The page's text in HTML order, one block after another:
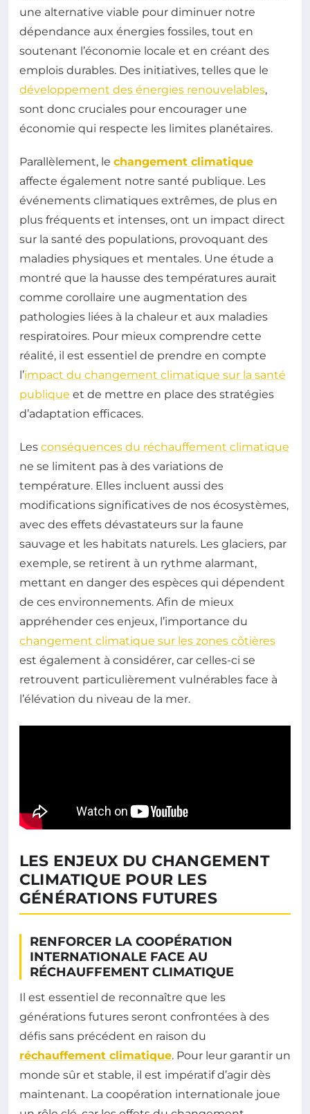
une alternative viable pour diminuer notre
dépendance aux énergies fossiles, tout en
soutenant l’économie locale et en créant des
emplois durables. Des initiatives, telles que le
développement des énergies renouvelables,
sont donc cruciales pour encourager une
économie qui respecte les limites planétaires.
Parallèlement, le changement climatique
affecte également notre santé publique. Les
événements climatiques extrêmes, de plus en
plus fréquents et intenses, ont un impact direct
sur la santé des populations, provoquant des
maladies physiques et mentales. Une étude a
montré que la hausse des températures aurait
comme corollaire une augmentation des
pathologies liées à la chaleur et aux maladies
respiratoires. Pour mieux comprendre cette
réalité, il est essentiel de prendre en compte
l’impact du changement climatique sur la santé
publique et de mettre en place des stratégies
d’adaptation efficaces.
Les conséquences du réchauffement climatique
ne se limitent pas à des variations de
température. Elles incluent aussi des
modifications significatives de nos écosystèmes,
avec des effets dévastateurs sur la faune
sauvage et les habitats naturels. Les glaciers, par
exemple, se retirent à un rythme alarmant,
mettant en danger des espèces qui dépendent
de ces environnements. Afin de mieux
appréhender ces enjeux, l’importance du
changement climatique sur les zones côtières
est également à considérer, car celles-ci se
retrouvent particulièrement vulnérables face à
l’élévation du niveau de la mer.
LES ENJEUX DU CHANGEMENT
CLIMATIQUE POUR LES
GÉNÉRATIONS FUTURES
RENFORCER LA COOPÉRATION
INTERNATIONALE FACE AU
RÉCHAUFFEMENT CLIMATIQUE
Il est essentiel de reconnaître que les
générations futures seront confrontées à des
défis sans précédent en raison du
réchauffement climatique. Pour leur garantir un
monde sûr et stable, il est impératif d’agir dès
maintenant. La coopération internationale joue